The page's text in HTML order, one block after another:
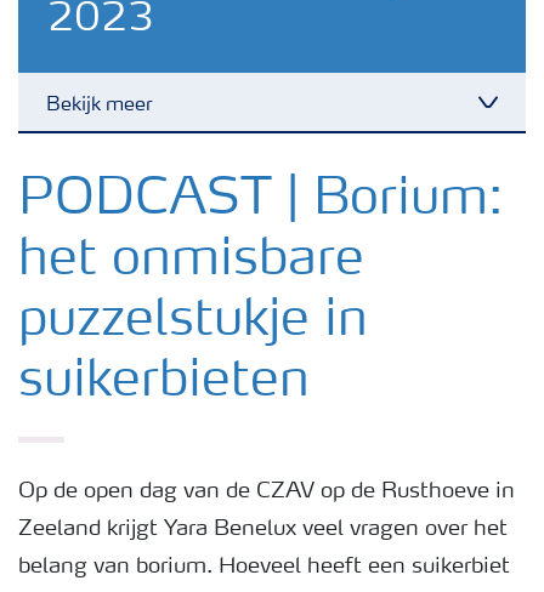
2023
Bekijk meer
Nieuwsbrieven
Gewassen
Meststoffen
Grow the future
Meststoffen veiligheid
PODCAST | Borium:
het onmisbare
puzzelstukje in
suikerbieten
Op de open dag van de CZAV op de Rusthoeve in
Zeeland krijgt Yara Benelux veel vragen over het
belang van borium. Hoeveel heeft een suikerbiet